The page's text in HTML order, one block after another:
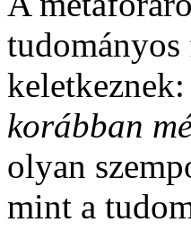
keletkeznek:
korábban
olyan
mint a